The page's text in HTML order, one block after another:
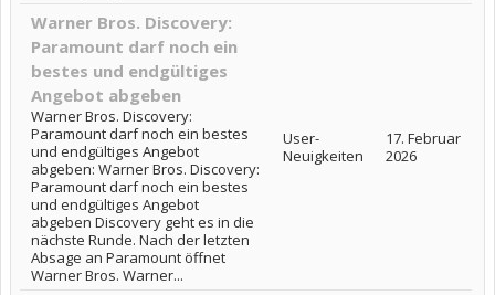
Warner Bros. Discovery:
Paramount darf noch ein
bestes und endgültiges
Angebot abgeben
Warner Bros. Discovery:
Paramount darf noch ein bestes
und endgültiges Angebot
abgeben: Warner Bros. Discovery:
Paramount darf noch ein bestes
und endgültiges Angebot
abgeben Discovery geht es in die
nächste Runde. Nach der letzten
Absage an Paramount öffnet
Warner Bros. Warner...
User-
Neuigkeiten
17. Februar
2026